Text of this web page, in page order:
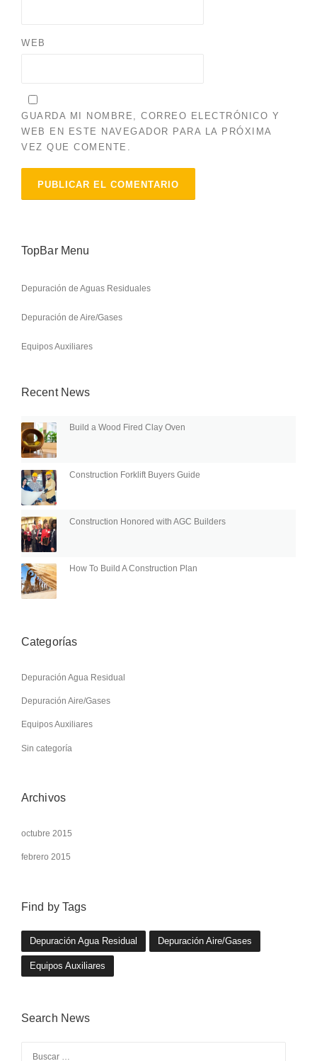
WEB
GUARDA MI NOMBRE, CORREO ELECTRÓNICO Y
WEB EN ESTE NAVEGADOR PARA LA PRÓXIMA
VEZ QUE COMENTE.
TopBar Menu
Depuración de Aguas Residuales
Depuración de Aire/Gases
Equipos Auxiliares
Recent News
Build a Wood Fired Clay Oven
Construction Forklift Buyers Guide
Construction Honored with AGC Builders
How To Build A Construction Plan
Categorías
Depuración Agua Residual
Depuración Aire/Gases
Equipos Auxiliares
Sin categoría
Archivos
octubre 2015
febrero 2015
Find by Tags
Depuración Agua Residual Depuración Aire/Gases
Equipos Auxiliares
Search News